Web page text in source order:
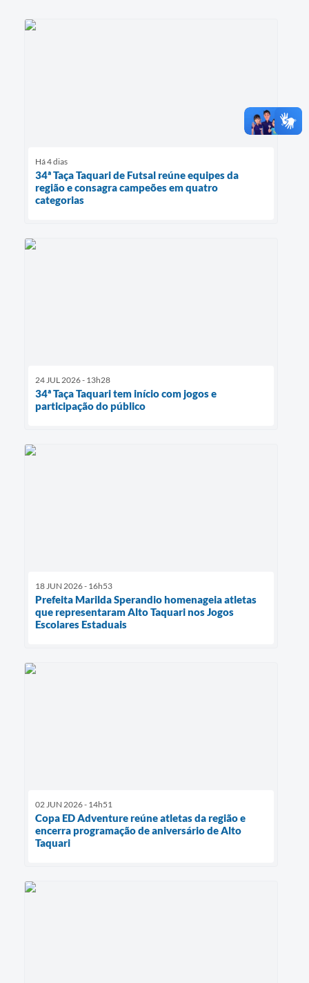
Há 4 dias
34ª Taça Taquari de Futsal reúne equipes da
região e consagra campeões em quatro
categorias
24 JUL 2026 - 13h28
34ª Taça Taquari tem início com jogos e
participação do público
18 JUN 2026 - 16h53
Prefeita Marilda Sperandio homenageia atletas
que representaram Alto Taquari nos Jogos
Escolares Estaduais
02 JUN 2026 - 14h51
Copa ED Adventure reúne atletas da região e
encerra programação de aniversário de Alto
Taquari